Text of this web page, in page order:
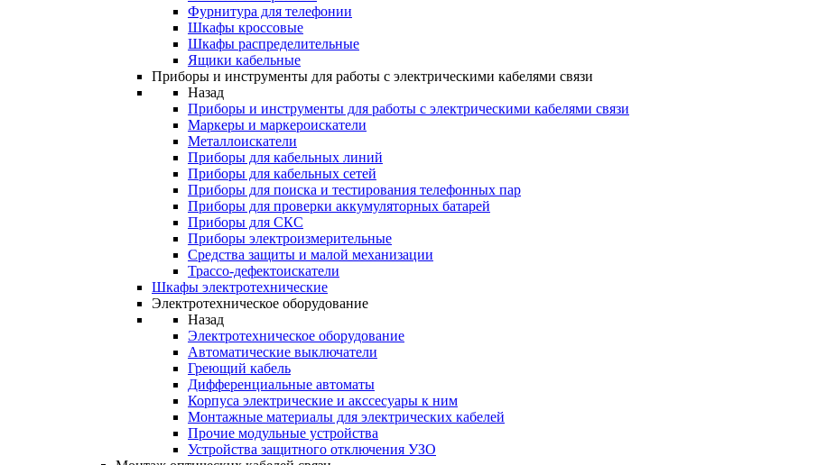
Фурнитура для телефонии
Шкафы кроссовые
Шкафы распределительные
Ящики кабельные
Приборы и инструменты для работы с электрическими кабелями связи
Назад
Приборы и инструменты для работы с электрическими кабелями связи
Маркеры и маркероискатели
Металлоискатели
Приборы для кабельных линий
Приборы для кабельных сетей
Приборы для поиска и тестирования телефонных пар
Приборы для проверки аккумуляторных батарей
Приборы для СКС
Приборы электроизмерительные
Средства защиты и малой механизации
Трассо-дефектоискатели
Шкафы электротехнические
Электротехническое оборудование
Назад
Электротехническое оборудование
Автоматические выключатели
Греющий кабель
Дифференциальные автоматы
Корпуса электрические и акссесуары к ним
Монтажные материалы для электрических кабелей
Прочие модульные устройства
Устройства защитного отключения УЗО